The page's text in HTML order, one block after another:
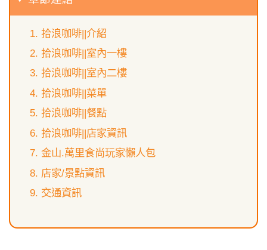
拾浪咖啡||介紹
拾浪咖啡||室內一樓
拾浪咖啡||室內二樓
拾浪咖啡||菜單
拾浪咖啡||餐點
拾浪咖啡||店家資訊
金山.萬里食尚玩家懶人包
店家/景點資訊
交通資訊